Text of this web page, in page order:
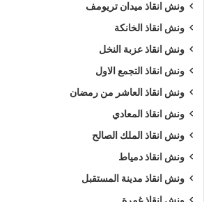
ونش انقاذ ميدان تريومف
ونش انقاذ الخانكة
ونش انقاذ عزبة النخل
ونش انقاذ التجمع الاول
ونش انقاذ العاشر من رمضان
ونش انقاذ المعادي
ونش انقاذ الملك الصالح
ونش انقاذ دمياط
ونش انقاذ مدينة المستقبل